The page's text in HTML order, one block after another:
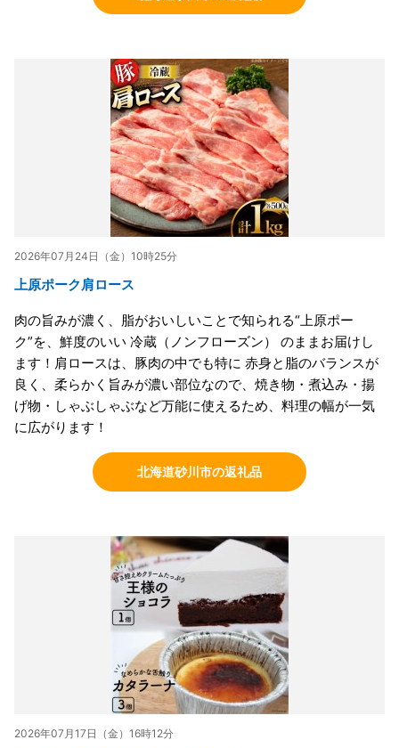
2026年07月24日（金）10時25分
上原ポーク肩ロース
肉の旨みが濃く、脂がおいしいことで知られる“上原ポー
ク”を、鮮度のいい 冷蔵（ノンフローズン） のままお届けし
ます！肩ロースは、豚肉の中でも特に 赤身と脂のバランスが
良く、柔らかく旨みが濃い部位なので、焼き物・煮込み・揚
げ物・しゃぶしゃぶなど万能に使えるため、料理の幅が一気
に広がります！
北海道砂川市の返礼品
2026年07月17日（金）16時12分